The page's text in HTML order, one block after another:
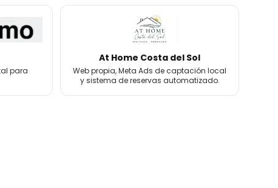
para
At Home Costa del Sol
Web propia, Meta Ads de captación local
y sistema de reservas automatizado.